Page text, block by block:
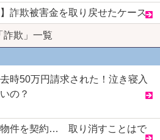
詐欺被害金を取り戻せたケース
詐欺」一覧
時50万円請求された！泣き寝入
の？
物件を契約… 取り消すことはで